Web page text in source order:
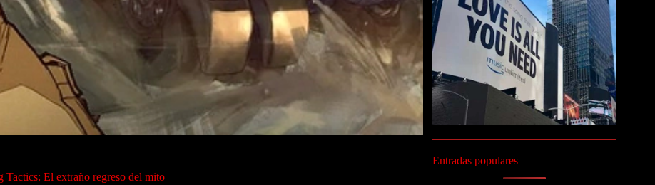
Tactics: El extraño regreso del mito
Entradas populares